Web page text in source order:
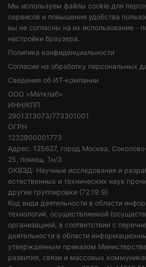
Мы используем файлы cookie для
сервисов и повышения удобства
вы не согласны на их использование -
настройки браузера.
Политика конфиденциальности
Согласие на обработку персональных
Сведения об ИТ-компании
ООО «Матклаб»
ИНН/КПП
2901313073/773301001
ОГРН
1232900001773
Адрес: 125627, город Москва,
25, помещ. 1н/3
ОКВЭД: Научные исследования и
естественных и технических наук
другие группировки (72.19.9)
Код вида деятельности в области
технологий, осуществляемой
организацией, в соответствии с
деятельности в области
утвержденным приказом
развития, связи и массовых